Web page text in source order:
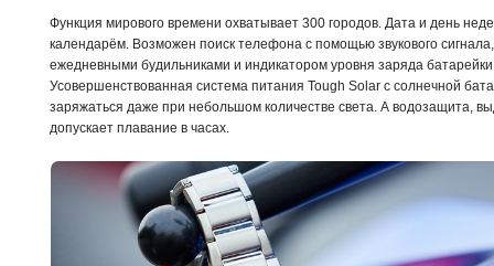
Функция мирового времени охватывает 300 городов. Дата и день
календарём. Возможен поиск телефона с помощью звукового
ежедневными будильниками и индикатором уровня заряда
Усовершенствованная система питания Tough Solar с солнечной
заряжаться даже при небольшом количестве света. А водозащита,
допускает плавание в часах.